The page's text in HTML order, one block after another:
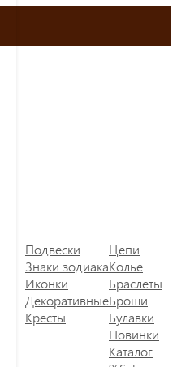
Подвески
Знаки зодиака
Иконки
Декоративные
Кресты
Цепи
Колье
Браслеты
Броши
Булавки
Новинки
Каталог